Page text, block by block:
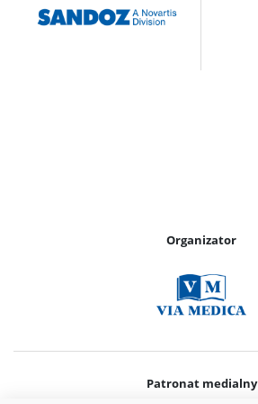
Organizator
Patronat medialny